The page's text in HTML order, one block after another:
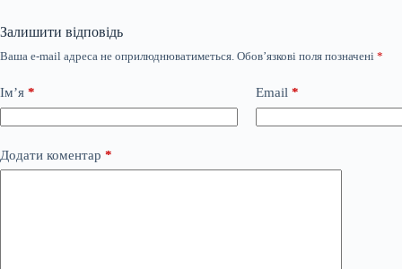
Залишити відповідь
Ваша e-mail адреса не оприлюднюватиметься. Обов’язкові поля позначені *
Ім’я * Email *
Додати коментар *